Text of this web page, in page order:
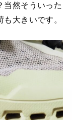
当然そういった
大きいです。